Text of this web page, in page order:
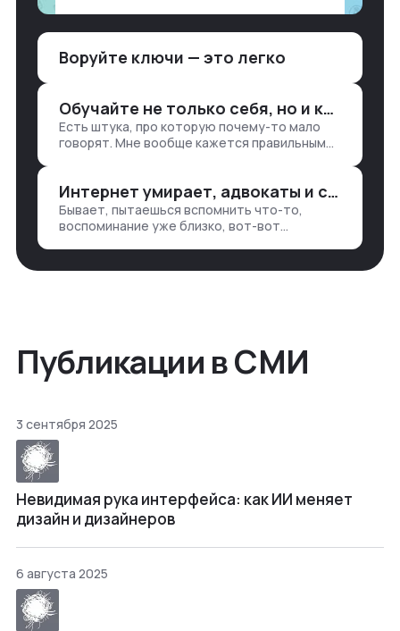
аналитикой лет 15 назад, нужно было:
продажи, заявки, прогресс по проекту
— все ручками
Воруйте ключи — это легко
Обучайте не только себя, но и клиентов
Есть штука, про которую почему-то мало
говорят. Мне вообще кажется правильным
хватаешь у клиента: е…
Интернет умирает, адвокаты и судьи в растерянности, а я хочу песню
Бывает, пытаешься вспомнить что-то,
воспоминание уже близко, вот-вот
неделями, если сильно не повезе…
Публикации в СМИ
3 сентября 2025
Невидимая рука интерфейса: как ИИ меняет
дизайн и дизайнеров
6 августа 2025